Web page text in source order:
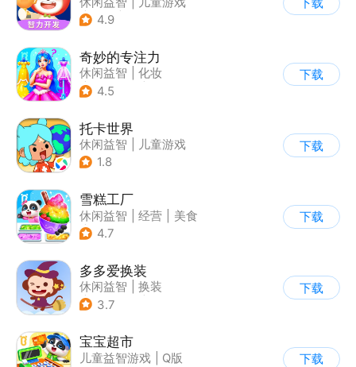
| 卡通
4.9
下载
奇妙的专注力
休闲益智
化妆
| 宝宝巴士
4.5
下载
托卡世界
休闲益智
儿童游戏
1.8
下载
雪糕工厂
休闲益智 经营
美食
| 宝宝巴士
4.7
下载
多多爱换装
休闲益智
换装
| 儿童游戏
3.7
下载
宝宝超市
儿童益智游戏
Q版
下载